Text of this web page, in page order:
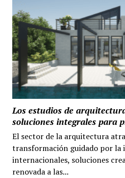
Los estudios de
soluciones integrales para
El sector de la arquitectura
transformación guidado por la
internacionales, soluciones
renovada a las...